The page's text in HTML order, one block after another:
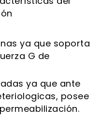
ya que soporta
G de
ya que ante
posee